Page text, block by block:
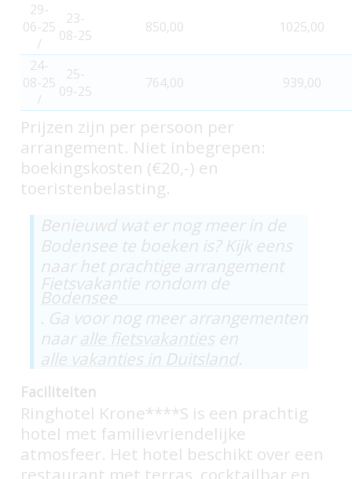
29-
06-25
/
23-
08-25
850,00 1025,00
24-
08-25
/
25-
09-25
764,00 939,00
Prijzen zijn per persoon per
arrangement. Niet inbegrepen:
boekingskosten (€20,-) en
toeristenbelasting.
Benieuwd wat er nog meer in de
Bodensee te boeken is? Kijk eens
naar het prachtige arrangement
Fietsvakantie rondom de
Bodensee
. Ga voor nog meer arrangementen
naaralle fietsvakantiesen
alle vakanties in Duitsland.
Faciliteiten
Ringhotel Krone****S is een prachtig
hotel met familievriendelijke
atmosfeer. Het hotel beschikt over een
restaurant met terras, cocktailbar en